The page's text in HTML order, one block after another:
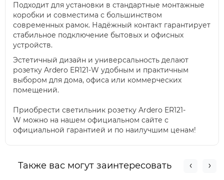
Подходит для установки в стандартные монтажные
коробки и совместима с большинством
современных рамок. Надёжный контакт гарантирует
стабильное подключение бытовых и офисных
устройств.
Эстетичный дизайн и универсальность делают
розетку Ardero ER121-W удобным и практичным
выбором для дома, офиса или коммерческих
помещений.
Приобрести светильник розетку Ardero ER121-
W можно на нашем официальном сайте с
официальной гарантией и по наилучшим ценам!
Также вас могут заинтересовать